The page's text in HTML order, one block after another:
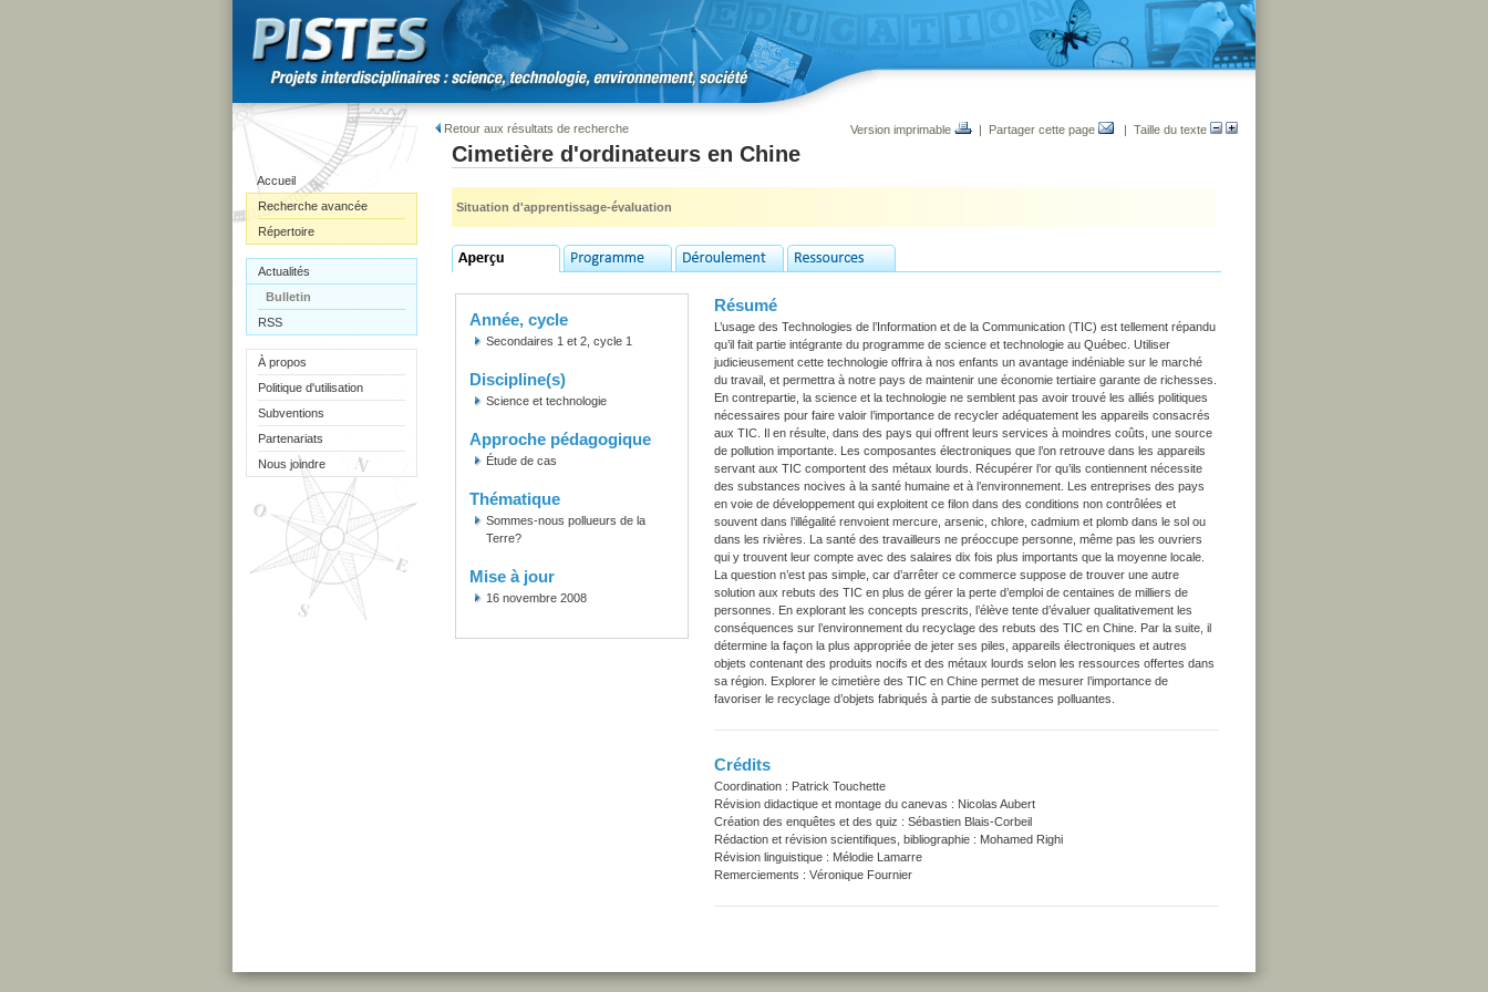
Accueil
Recherche avancée
Répertoire
Actualités
Bulletin
RSS
À propos
Politique d'utilisation
Subventions
Partenariats
Nous joindre
Retour aux résultats de recherche Version imprimable | Partager cette page | Taille du texte
Cimetière d'ordinateurs en Chine
Situation d'apprentissage-évaluation
Année, cycle
Secondaires 1 et 2, cycle 1
Discipline(s)
Science et technologie
Approche pédagogique
Étude de cas
Thématique
Sommes-nous pollueurs de la
Terre?
Mise à jour
16 novembre 2008
Résumé
L’usage des Technologies de l’Information et de la Communication (TIC) est tellement répandu
qu’il fait partie intégrante du programme de science et technologie au Québec. Utiliser
judicieusement cette technologie offrira à nos enfants un avantage indéniable sur le marché
du travail, et permettra à notre pays de maintenir une économie tertiaire garante de richesses.
En contrepartie, la science et la technologie ne semblent pas avoir trouvé les alliés politiques
nécessaires pour faire valoir l’importance de recycler adéquatement les appareils consacrés
aux TIC. Il en résulte, dans des pays qui offrent leurs services à moindres coûts, une source
de pollution importante. Les composantes électroniques que l’on retrouve dans les appareils
servant aux TIC comportent des métaux lourds. Récupérer l’or qu’ils contiennent nécessite
des substances nocives à la santé humaine et à l’environnement. Les entreprises des pays
en voie de développement qui exploitent ce filon dans des conditions non contrôlées et
souvent dans l’illégalité renvoient mercure, arsenic, chlore, cadmium et plomb dans le sol ou
dans les rivières. La santé des travailleurs ne préoccupe personne, même pas les ouvriers
qui y trouvent leur compte avec des salaires dix fois plus importants que la moyenne locale.
La question n’est pas simple, car d’arrêter ce commerce suppose de trouver une autre
solution aux rebuts des TIC en plus de gérer la perte d’emploi de centaines de milliers de
personnes. En explorant les concepts prescrits, l’élève tente d’évaluer qualitativement les
conséquences sur l’environnement du recyclage des rebuts des TIC en Chine. Par la suite, il
détermine la façon la plus appropriée de jeter ses piles, appareils électroniques et autres
objets contenant des produits nocifs et des métaux lourds selon les ressources offertes dans
sa région. Explorer le cimetière des TIC en Chine permet de mesurer l’importance de
favoriser le recyclage d’objets fabriqués à partie de substances polluantes.
Crédits
Coordination : Patrick Touchette
Révision didactique et montage du canevas : Nicolas Aubert
Création des enquêtes et des quiz : Sébastien Blais-Corbeil
Rédaction et révision scientifiques, bibliographie : Mohamed Righi
Révision linguistique : Mélodie Lamarre
Remerciements : Véronique Fournier